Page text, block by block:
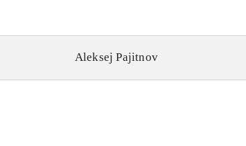
Aleksej Pajitnov